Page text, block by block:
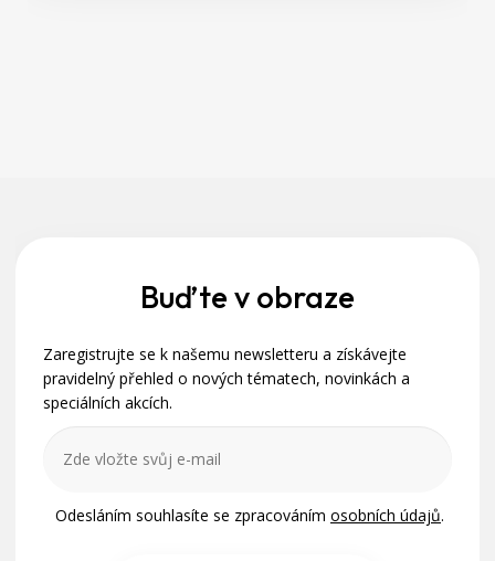
Buďte v obraze
Zaregistrujte se k našemu newsletteru a získávejte
pravidelný přehled o nových tématech, novinkách a
speciálních akcích.
Odesláním souhlasíte se zpracováním osobních údajů.